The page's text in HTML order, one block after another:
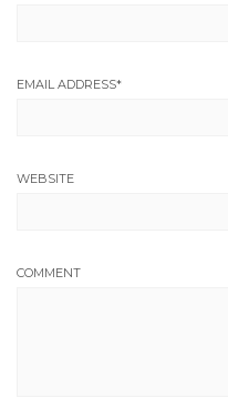
EMAIL ADDRESS*
WEBSITE
COMMENT